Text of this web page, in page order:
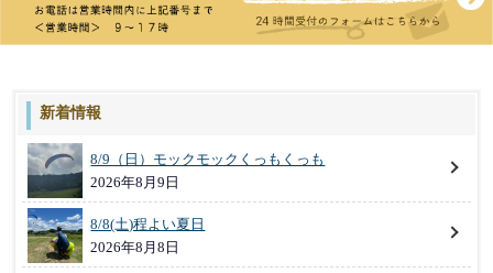
新着情報
8/9（日）モックモックくっもくっも
2026年8月9日
8/8(土)程よい夏日
2026年8月8日